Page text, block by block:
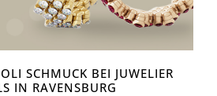
SCHMUCK BEI JUWELIER
IN RAVENSBURG